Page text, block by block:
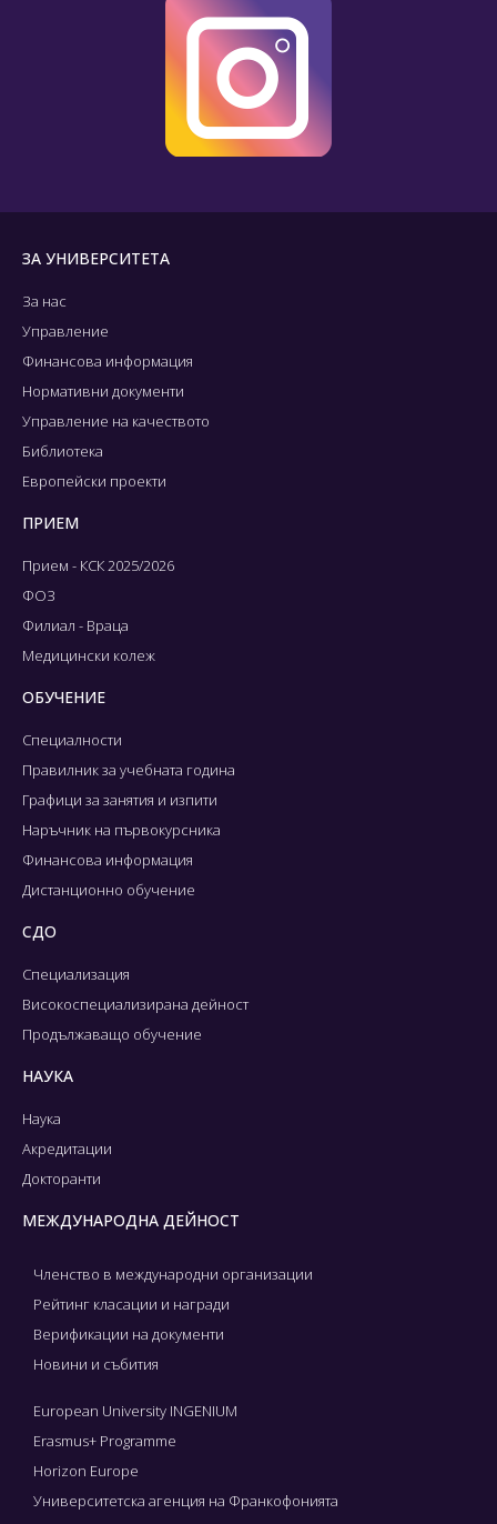
ЗА УНИВЕРСИТЕТА
За нас
Управление
Финансова информация
Нормативни документи
Управление на качеството
Библиотека
Европейски проекти
ПРИЕМ
Прием - КСК 2025/2026
ФОЗ
Филиал - Враца
Медицински колеж
ОБУЧЕНИЕ
Специалности
Правилник за учебната година
Графици за занятия и изпити
Наръчник на първокурсника
Финансова информация
Дистанционно обучение
СДО
Специализация
Високоспециализирана дейност
Продължаващо обучение
НАУКА
Наука
Акредитации
Докторанти
МЕЖДУНАРОДНА ДЕЙНОСТ
Членство в международни организации
Рейтинг класации и награди
Верификации на документи
Новини и събития
European University INGENIUM
Erasmus+ Programme
Horizon Europe
Университетска агенция на Франкофонията